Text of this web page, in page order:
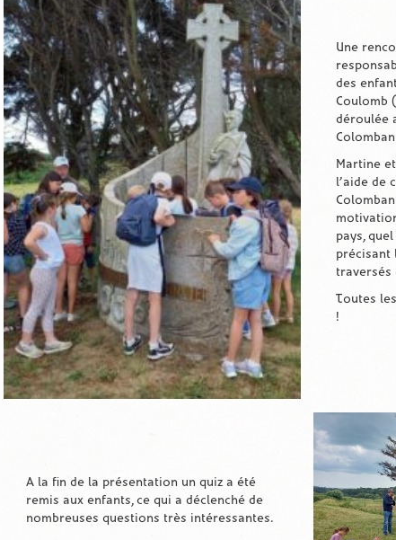
Une
des
Coulomb
déroulée
Martine
l’aide de
pays,
précisant
traversés
Toutes
!
A la fin de la présentation un quiz a été
remis aux enfants, ce qui a déclenché de
nombreuses questions très intéressantes.